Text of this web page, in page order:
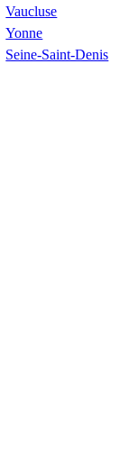
Vaucluse
Yonne
Seine-Saint-Denis